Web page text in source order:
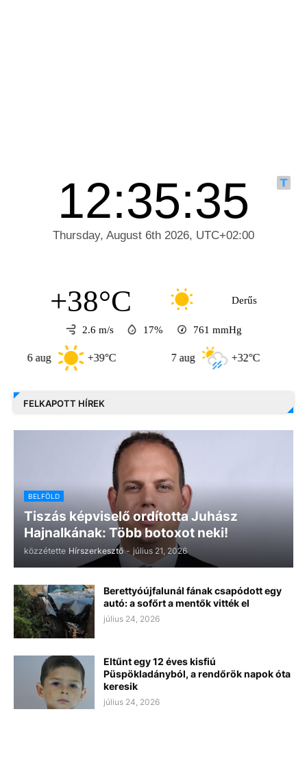
+38°C Derűs
2.6 m/s 17% 761 mmHg
+39°C 7 aug +32°C 8 aug
FELKAPOTT HÍREK
BELFÖLD
Tiszás képviselő ordította Juhász
Hajnalkának: Több botoxot neki!
közzétette Hírszerkesztő - július 21, 2026
Berettyóújfalunál fának csapódott egy
autó: a sofőrt a mentők vitték el
július 24, 2026
Eltűnt egy 12 éves kisfiú
Püspökladányból, a rendőrök napok óta
keresik
július 24, 2026